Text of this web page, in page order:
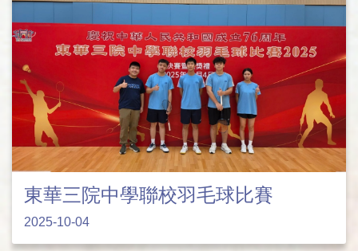
東華三院中學聯校羽毛球比賽
2025-10-04